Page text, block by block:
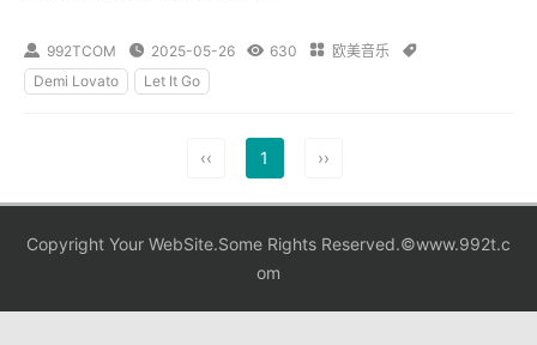
 992TCOM  2025-05-26  630  欧美音乐 
Demi Lovato Let It Go
‹‹ 1 ››
Copyright Your WebSite.Some Rights Reserved.©www.992t.c
om